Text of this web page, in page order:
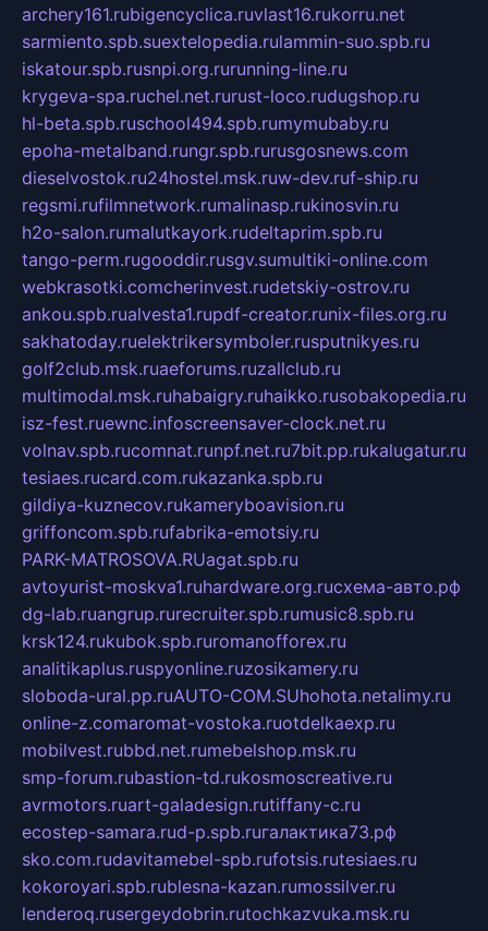
archery161.rubigencyclica.ruvlast16.rukorru.net
sarmiento.spb.suextelopedia.rulammin-suo.spb.ru
iskatour.spb.rusnpi.org.rurunning-line.ru
krygeva-spa.ruchel.net.rurust-loco.rudugshop.ru
hl-beta.spb.ruschool494.spb.rumymubaby.ru
epoha-metalband.rungr.spb.rurusgosnews.com
dieselvostok.ru24hostel.msk.ruw-dev.ruf-ship.ru
regsmi.rufilmnetwork.rumalinasp.rukinosvin.ru
h2o-salon.rumalutkayork.rudeltaprim.spb.ru
tango-perm.rugooddir.rusgv.sumultiki-online.com
webkrasotki.comcherinvest.rudetskiy-ostrov.ru
ankou.spb.rualvesta1.rupdf-creator.runix-files.org.ru
sakhatoday.ruelektrikersymboler.rusputnikyes.ru
golf2club.msk.ruaeforums.ruzallclub.ru
multimodal.msk.ruhabaigry.ruhaikko.rusobakopedia.ru
isz-fest.ruewnc.infoscreensaver-clock.net.ru
volnav.spb.rucomnat.runpf.net.ru7bit.pp.rukalugatur.ru
tesiaes.rucard.com.rukazanka.spb.ru
gildiya-kuznecov.rukameryboavision.ru
griffoncom.spb.rufabrika-emotsiy.ru
PARK-MATROSOVA.RUagat.spb.ru
avtoyurist-moskva1.ruhardware.org.ruсхема-авто.рф
dg-lab.ruangrup.rurecruiter.spb.rumusic8.spb.ru
krsk124.rukubok.spb.ruromanofforex.ru
analitikaplus.ruspyonline.ruzosikamery.ru
sloboda-ural.pp.ruAUTO-COM.SUhohota.netalimy.ru
online-z.comaromat-vostoka.ruotdelkaexp.ru
mobilvest.rubbd.net.rumebelshop.msk.ru
smp-forum.rubastion-td.rukosmoscreative.ru
avrmotors.ruart-galadesign.rutiffany-c.ru
ecostep-samara.rud-p.spb.ruгалактика73.рф
sko.com.rudavitamebel-spb.rufotsis.rutesiaes.ru
kokoroyari.spb.rublesna-kazan.rumossilver.ru
lenderoq.rusergeydobrin.rutochkazvuka.msk.ru